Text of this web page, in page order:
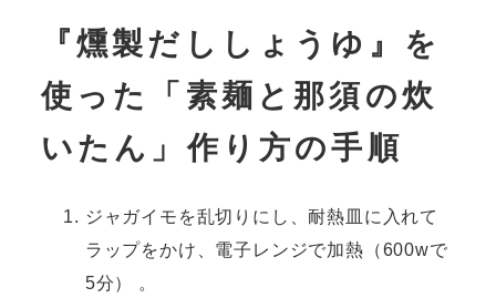
『燻製だししょうゆ』を
使った「素麺と那須の炊
いたん」作り方の手順
ジャガイモを乱切りにし、耐熱皿に入れて
ラップをかけ、電子レンジで加熱（600wで
5分） 。